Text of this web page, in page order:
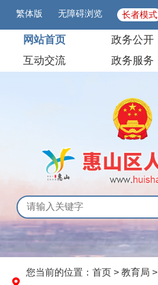
繁体版 无障碍浏览 长者模式
网站首页 政务公开
互动交流
政务服务
您当前的位置： 首页 > 教育局 >